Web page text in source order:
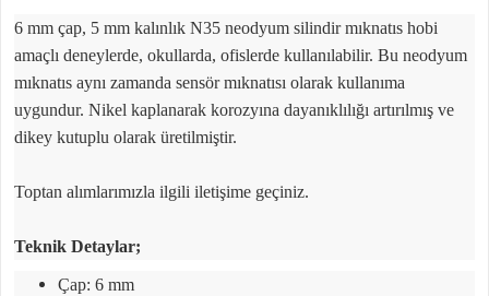
6 mm çap, 5 mm kalınlık N35 neodyum silindir mıknatıs hobi
amaçlı deneylerde, okullarda, ofislerde kullanılabilir. Bu neodyum
mıknatıs aynı zamanda sensör mıknatısı olarak kullanıma
uygundur. Nikel kaplanarak korozyına dayanıklılığı artırılmış ve
dikey kutuplu olarak üretilmiştir.
Toptan alımlarımızla ilgili iletişime geçiniz.
Teknik Detaylar;
Çap: 6 mm